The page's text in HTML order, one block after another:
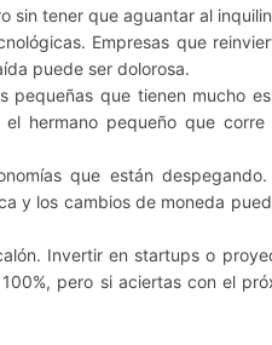
sin tener que aguantar al
Empresas que
puede ser dolorosa.
pequeñas que tienen mucho
hermano pequeño que
que están
y los cambios de moneda
Invertir en startups o
pero si aciertas con el